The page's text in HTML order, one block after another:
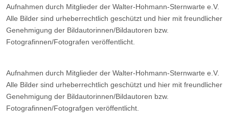
Aufnahmen durch Mitglieder der Walter-Hohmann-Sternwarte e.V.
Alle Bilder sind urheberrechtlich geschützt und hier mit freundlicher
Genehmigung der Bildautorinnen/Bildautoren bzw.
Fotografinnen/Fotografen veröffentlicht.
Aufnahmen durch Mitglieder der Walter-Hohmann-Sternwarte e.V.
Alle Bilder sind urheberrechtlich geschützt und hier mit freundlicher
Genehmigung der Bildautorinnen/Bildautoren bzw.
Fotografinnen/Fotografgen veröffentlicht.